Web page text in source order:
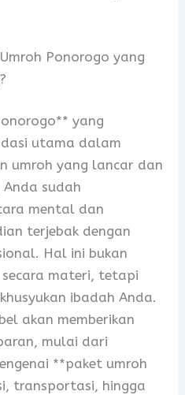
Ponorogo yang
yang
utama dalam
umroh yang lancar dan
sudah
mental dan
terjebak dengan
Hal ini bukan
materi, tetapi
ibadah Anda.
akan memberikan
mulai dari
**paket umroh
transportasi, hingga